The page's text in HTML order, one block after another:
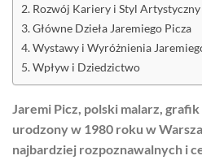
Rozwój Kariery i Styl Artystyczny
Główne Dzieła Jaremiego Picza
Wystawy i Wyróżnienia
Wpływ i Dziedzictwo
Jaremi Picz, polski malarz,
urodzony w 1980 roku w
najbardziej rozpoznawalnych i